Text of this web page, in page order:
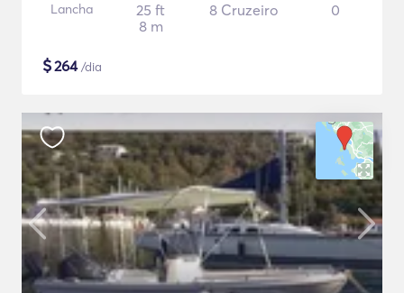
Lancha
25 ft
8 m
8 Cruzeiro 0
$264/dia